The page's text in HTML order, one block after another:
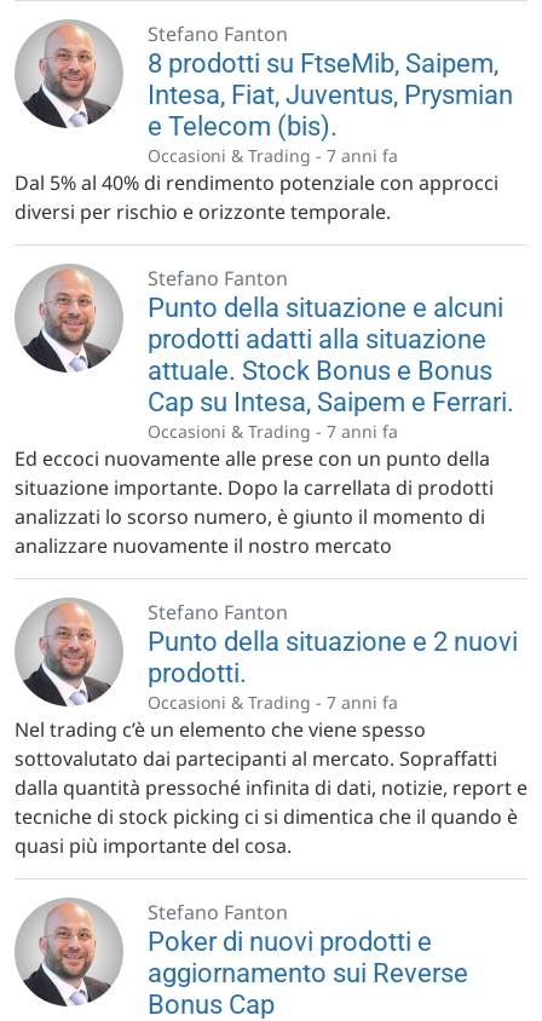
Stefano Fanton
8 prodotti su FtseMib, Saipem,
Intesa, Fiat, Juventus, Prysmian
e Telecom (bis).
Occasioni & Trading - 7 anni fa
Dal 5% al 40% di rendimento potenziale con approcci
diversi per rischio e orizzonte temporale.
Stefano Fanton
Punto della situazione e alcuni
prodotti adatti alla situazione
attuale. Stock Bonus e Bonus
Cap su Intesa, Saipem e Ferrari.
Occasioni & Trading - 7 anni fa
Ed eccoci nuovamente alle prese con un punto della
situazione importante. Dopo la carrellata di prodotti
analizzati lo scorso numero, è giunto il momento di
analizzare nuovamente il nostro mercato
Stefano Fanton
Punto della situazione e 2 nuovi
prodotti.
Occasioni & Trading - 7 anni fa
Nel trading c’è un elemento che viene spesso
sottovalutato dai partecipanti al mercato. Sopraffatti
dalla quantità pressoché infinita di dati, notizie, report e
tecniche di stock picking ci si dimentica che il quando è
quasi più importante del cosa.
Stefano Fanton
Poker di nuovi prodotti e
aggiornamento sui Reverse
Bonus Cap